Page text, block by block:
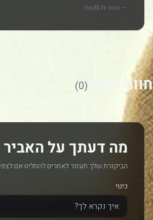
— צוות msdb.tv
חוות דעת (0)
מה דעתך על
הביקורת שלך תעזור לאחרים להחליט אם
כינוי